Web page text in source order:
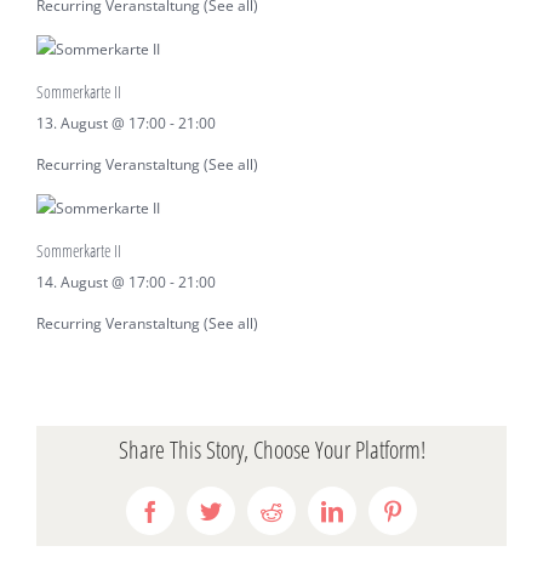
Recurring Veranstaltung(See all)
Sommerkarte II
13. August @ 17:00-21:00
Recurring Veranstaltung(See all)
Sommerkarte II
14. August @ 17:00-21:00
Recurring Veranstaltung(See all)
Share This Story, Choose Your Platform!
FacebookTwitterRedditLinkedInPinterest